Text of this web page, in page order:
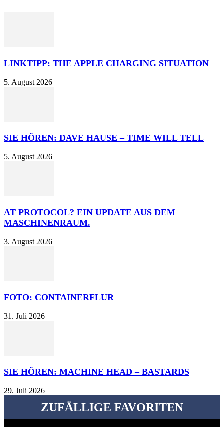
LINKTIPP: THE APPLE CHARGING SITUATION
5. August 2026
SIE HÖREN: DAVE HAUSE – TIME WILL TELL
5. August 2026
AT PROTOCOL? EIN UPDATE AUS DEM
MASCHINENRAUM.
3. August 2026
FOTO: CONTAINERFLUR
31. Juli 2026
SIE HÖREN: MACHINE HEAD – BASTARDS
29. Juli 2026
ZUFÄLLIGE FAVORITEN